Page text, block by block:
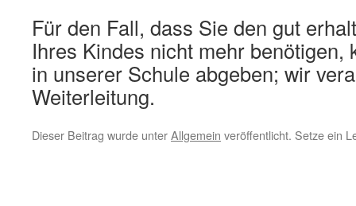
Für den Fall, dass Sie den gut
Ihres Kindes nicht mehr benötigen,
in unserer Schule abgeben; wir
Weiterleitung.
Dieser Beitrag wurde unterAllgemein veröffentlicht. Setze ein